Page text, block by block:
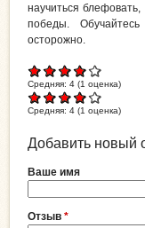
научиться
победы.
осторожно.
Средняя: 4 (1 оценка)
Средняя: 4 (1 оценка)
Добавить новый
Ваше имя
Отзыв *